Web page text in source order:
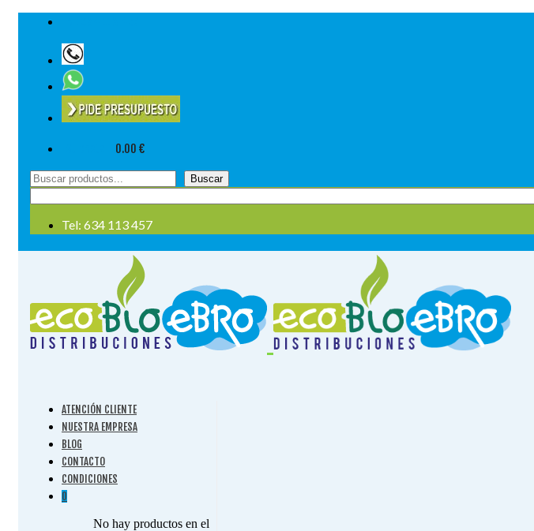
0.00 €
Buscar
Tel: 634 113 457
ATENCIÓN CLIENTE
NUESTRA EMPRESA
BLOG
CONTACTO
CONDICIONES
0
No hay productos en el